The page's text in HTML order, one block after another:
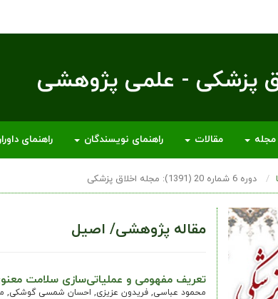
پزشکی - علمی پژوهشی
مجله مقالات راهنمای نویسندگان راهنمای
دوره 6 شماره 20 (1391): مجله اخلاق پزشکی
مقاله پژوهشی/ اصیل
تعریف مفهومی و عملیاتی‌سازی سلامت
محمود عباسی, فریدون عزیزی, احسان شمسی گوشکی,